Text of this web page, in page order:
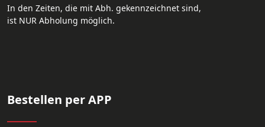
In den Zeiten, die mit Abh. gekennzeichnet sind,
ist NUR Abholung möglich.
Bestellen per APP